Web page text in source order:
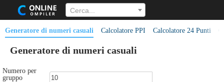
Cerca...
Generatore di numeri casuali Calcolatore PPI Calcolatore 24 Punti
Generatore di numeri casuali
Numero per
gruppo